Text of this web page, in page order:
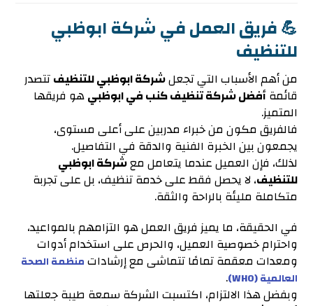
💪 فريق العمل في شركة ابوظبي
للتنظيف
من أهم الأسباب التي تجعلشركة ابوظبي للتنظيفتتصدر
قائمةأفضل شركة تنظيف كنب في ابوظبيهو فريقها
المتميز.
فالفريق مكون من خبراء مدربين على أعلى مستوى،
يجمعون بين الخبرة الفنية والدقة في التفاصيل.
لذلك، فإن العميل عندما يتعامل معشركة ابوظبي
للتنظيف، لا يحصل فقط على خدمة تنظيف، بل على تجربة
متكاملة مليئة بالراحة والثقة.
في الحقيقة، ما يميز فريق العمل هو التزامهم بالمواعيد،
واحترام خصوصية العميل، والحرص على استخدام أدوات
ومعدات معقمة تمامًا تتماشى مع إرشاداتمنظمة الصحة
العالمية (WHO)
.
وبفضل هذا الالتزام، اكتسبت الشركة سمعة طيبة جعلتها